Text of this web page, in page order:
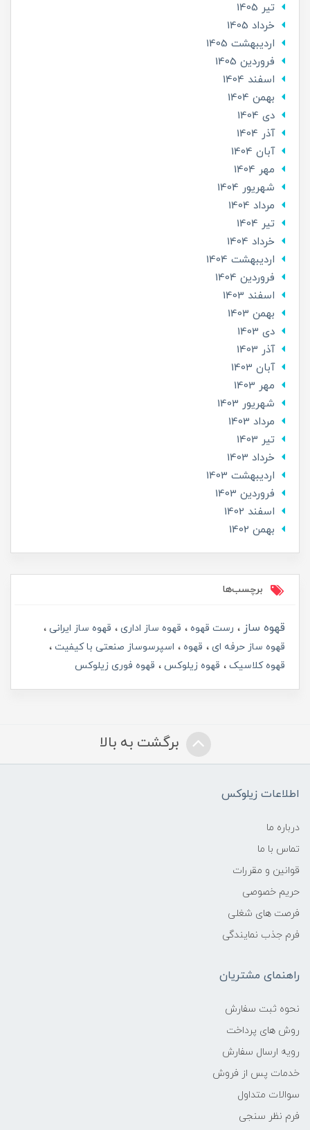
تير 1405
خرداد 1405
ارديبهشت 1405
فروردین 1405
اسفند 1404
بهمن 1404
دی 1404
آذر 1404
آبان 1404
مهر 1404
شهریور 1404
مرداد 1404
تير 1404
خرداد 1404
ارديبهشت 1404
فروردین 1404
اسفند 1403
بهمن 1403
دی 1403
آذر 1403
آبان 1403
مهر 1403
شهریور 1403
مرداد 1403
تير 1403
خرداد 1403
ارديبهشت 1403
فروردین 1403
اسفند 1402
بهمن 1402
برچسب‌ها
قهوه ساز رست قهوه قهوه ساز اداری
قهوه ساز ایرانی
قهوه ساز حرفه ای
قهوه
اسپرسوساز صنعتی با کیفیت
قهوه کلاسیک
قهوه زیلوکس قهوه فوری زیلوکس
برگشت به بالا
اطلاعات زیلوکس
درباره ما
تماس با ما
قوانین و مقررات
حریم خصوصی
فرصت های شغلی
فرم جذب نمایندگی
راهنمای مشتریان
نحوه ثبت سفارش
روش های پرداخت
رویه ارسال سفارش
خدمات پس از فروش
سوالات متداول
فرم نظر سنجی